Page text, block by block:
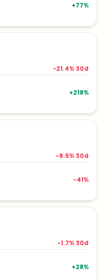
+77%
-21.4% 30d
+218%
-8.5% 30d
-41%
-1.7% 30d
+28%